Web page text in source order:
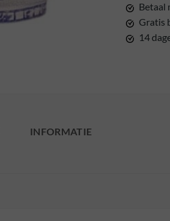
Betaal
Gratis
14
INFORMATIE